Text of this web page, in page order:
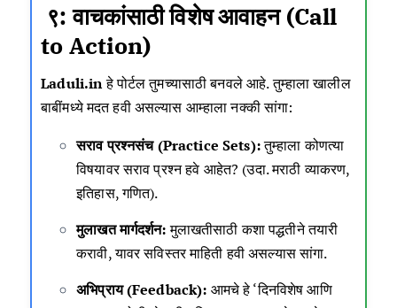
९: वाचकांसाठी विशेष आवाहन (Call
to Action)
Laduli.inहे पोर्टल तुमच्यासाठी बनवले आहे. तुम्हाला खालील
बाबींमध्ये मदत हवी असल्यास आम्हाला नक्की सांगा:
सराव प्रश्नसंच (Practice Sets):तुम्हाला कोणत्या
विषयावर सराव प्रश्न हवे आहेत? (उदा. मराठी व्याकरण,
इतिहास, गणित).
मुलाखत मार्गदर्शन:मुलाखतीसाठी कशा पद्धतीने तयारी
करावी, यावर सविस्तर माहिती हवी असल्यास सांगा.
अभिप्राय (Feedback): आमचे हे ‘दिनविशेष आणि